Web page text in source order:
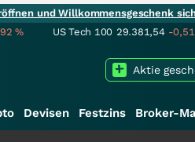
und Willkommensgeschenk
% US Tech 100 29.381,54 -
Aktie
Devisen Festzins Broker-